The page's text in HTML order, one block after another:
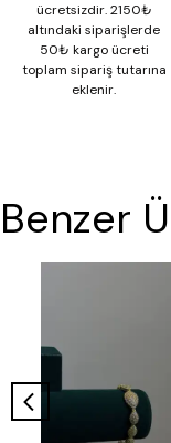
ücretsizdir. 2150₺
altındaki siparişlerde
50₺ kargo ücreti
toplam sipariş tutarına
eklenir.
Benzer